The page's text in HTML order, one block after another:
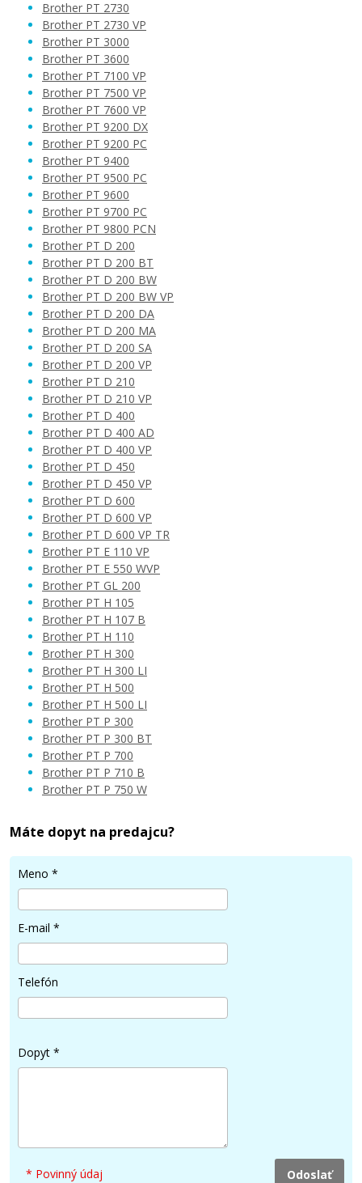
Brother PT 2730
Brother PT 2730 VP
Brother PT 3000
Brother PT 3600
Brother PT 7100 VP
Brother PT 7500 VP
Brother PT 7600 VP
Brother PT 9200 DX
Brother PT 9200 PC
Brother PT 9400
Brother PT 9500 PC
Brother PT 9600
Brother PT 9700 PC
Brother PT 9800 PCN
Brother PT D 200
Brother PT D 200 BT
Brother PT D 200 BW
Brother PT D 200 BW VP
Brother PT D 200 DA
Brother PT D 200 MA
Brother PT D 200 SA
Brother PT D 200 VP
Brother PT D 210
Brother PT D 210 VP
Brother PT D 400
Brother PT D 400 AD
Brother PT D 400 VP
Brother PT D 450
Brother PT D 450 VP
Brother PT D 600
Brother PT D 600 VP
Brother PT D 600 VP TR
Brother PT E 110 VP
Brother PT E 550 WVP
Brother PT GL 200
Brother PT H 105
Brother PT H 107 B
Brother PT H 110
Brother PT H 300
Brother PT H 300 LI
Brother PT H 500
Brother PT H 500 LI
Brother PT P 300
Brother PT P 300 BT
Brother PT P 700
Brother PT P 710 B
Brother PT P 750 W
Máte dopyt na predajcu?
Meno *
E-mail *
Telefón
Dopyt *
* Povinný údaj